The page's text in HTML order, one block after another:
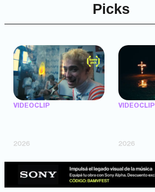
Picks
VIDEOCLIP
2026
VIDEOCLIP
2026